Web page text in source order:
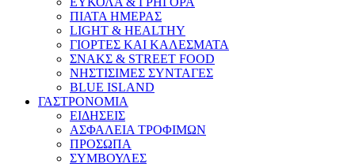
ΠΙΑΤΑ ΗΜΕΡΑΣ
LIGHT & HEALTHY
ΓΙΟΡΤΕΣ ΚΑΙ ΚΑΛΕΣΜΑΤΑ
ΣΝΑΚΣ & STREET FOOD
ΝΗΣΤΙΣΙΜΕΣ ΣΥΝΤΑΓΕΣ
BLUE ISLAND
ΓΑΣΤΡΟΝΟΜΙΑ
ΕΙΔΗΣΕΙΣ
ΑΣΦΑΛΕΙΑ ΤΡΟΦΙΜΩΝ
ΠΡΟΣΩΠΑ
ΣΥΜΒΟΥΛΕΣ